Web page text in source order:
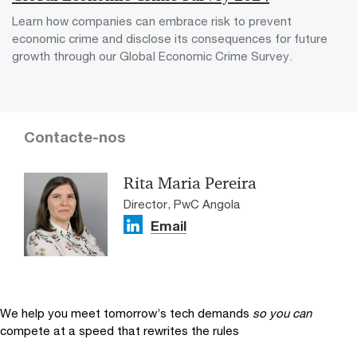
Learn how companies can embrace risk to prevent
economic crime and disclose its consequences for future
growth through our Global Economic Crime Survey.
Contacte-nos
Rita Maria Pereira
Director, PwC Angola
Email
We help you meet tomorrow’s tech demands so you can
compete at a speed that rewrites the rules